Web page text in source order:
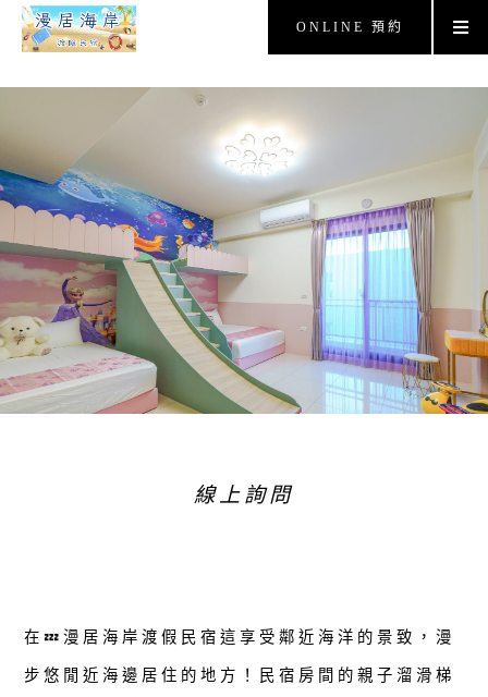
ONLINE 預約
線上詢問
在💤漫居海岸渡假民宿這享受鄰近海洋的景致，漫
步悠閒近海邊居住的地方！民宿房間的親子溜滑梯